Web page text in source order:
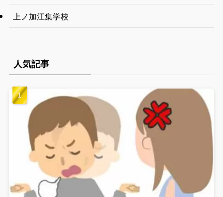
上ノ加江集学校
人気記事